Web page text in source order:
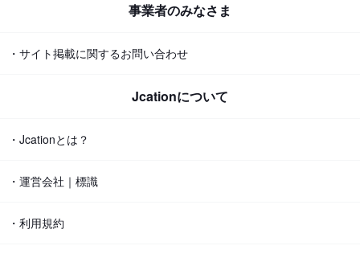
事業者のみなさま
・サイト掲載に関するお問い合わせ
Jcationについて
・Jcationとは？
・運営会社｜標識
・利用規約